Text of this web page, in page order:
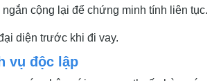
cộng lại để chứng minh tính liên tục.
diện trước khi đi vay.
vụ độc lập